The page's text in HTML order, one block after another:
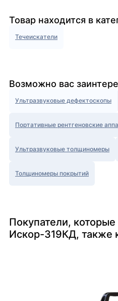
Товар находится в
Течеискатели
Возможно вас
Ультразвуковые дефектоскопы
Портативные рентгеновские
Ультразвуковые толщиномеры
Толщиномеры покрытий
Покупатели,
Искор-319КД, также